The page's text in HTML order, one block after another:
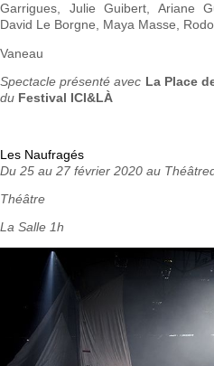
Garrigues, Julie Guibert, Ariane
David Le Borgne, Maya Masse,
Vaneau
Spectacle présenté avec La Place
du Festival ICI&LÀ
Les Naufragés
Du 25 au 27 février 2020 au
Théâtre
La Salle 1h